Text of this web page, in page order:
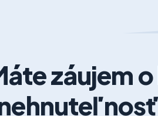
záujem